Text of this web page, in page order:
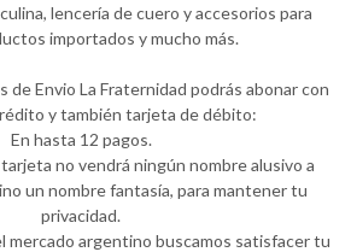
lencería de cuero y accesorios para
importados y mucho más.
de Envio La Fraternidad podrás abonar con
y también tarjeta de débito:
En hasta 12 pagos.
no vendrá ningún nombre alusivo a
un nombre fantasía, para mantener tu
privacidad.
mercado argentino buscamos satisfacer tu